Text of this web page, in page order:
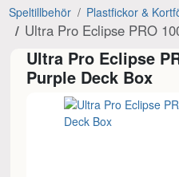
Speltillbehör Plastfickor &
Ultra Pro Eclipse PRO
Ultra Pro Eclipse
Purple Deck Box